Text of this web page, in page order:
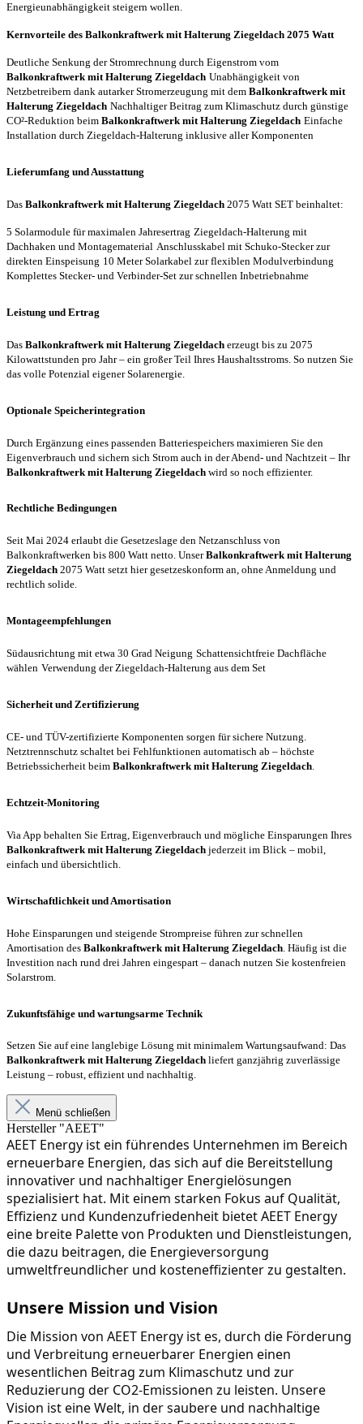
Energieunabhängigkeit steigern wollen.
Kernvorteile des Balkonkraftwerk mit Halterung Ziegeldach 2075 Watt
Deutliche Senkung der Stromrechnung durch Eigenstrom vom
Balkonkraftwerk mit Halterung Ziegeldach Unabhängigkeit von
Netzbetreibern dank autarker Stromerzeugung mit dem Balkonkraftwerk mit
Halterung Ziegeldach Nachhaltiger Beitrag zum Klimaschutz durch günstige
CO²-Reduktion beim Balkonkraftwerk mit Halterung Ziegeldach Einfache
Installation durch Ziegeldach-Halterung inklusive aller Komponenten
Lieferumfang und Ausstattung
Das Balkonkraftwerk mit Halterung Ziegeldach 2075 Watt SET beinhaltet:
5 Solarmodule für maximalen Jahresertrag Ziegeldach-Halterung mit
Dachhaken und Montagematerial Anschlusskabel mit Schuko-Stecker zur
direkten Einspeisung 10 Meter Solarkabel zur flexiblen Modulverbindung
Komplettes Stecker- und Verbinder-Set zur schnellen Inbetriebnahme
Leistung und Ertrag
Das Balkonkraftwerk mit Halterung Ziegeldach erzeugt bis zu 2075
Kilowattstunden pro Jahr – ein großer Teil Ihres Haushaltsstroms. So nutzen Sie
das volle Potenzial eigener Solarenergie.
Optionale Speicherintegration
Durch Ergänzung eines passenden Batteriespeichers maximieren Sie den
Eigenverbrauch und sichern sich Strom auch in der Abend- und Nachtzeit – Ihr
Balkonkraftwerk mit Halterung Ziegeldach wird so noch effizienter.
Rechtliche Bedingungen
Seit Mai 2024 erlaubt die Gesetzeslage den Netzanschluss von
Balkonkraftwerken bis 800 Watt netto. UnserBalkonkraftwerk mit Halterung
Ziegeldach 2075 Watt setzt hier gesetzeskonform an, ohne Anmeldung und
rechtlich solide.
Montageempfehlungen
Südausrichtung mit etwa 30 Grad Neigung Schattensichtfreie Dachfläche
wählen Verwendung der Ziegeldach-Halterung aus dem Set
Sicherheit und Zertifizierung
CE- und TÜV-zertifizierte Komponenten sorgen für sichere Nutzung.
Netztrennschutz schaltet bei Fehlfunktionen automatisch ab – höchste
Betriebssicherheit beim Balkonkraftwerk mit Halterung Ziegeldach.
Echtzeit-Monitoring
Via App behalten Sie Ertrag, Eigenverbrauch und mögliche Einsparungen Ihres
Balkonkraftwerk mit Halterung Ziegeldach jederzeit im Blick – mobil,
einfach und übersichtlich.
Wirtschaftlichkeit und Amortisation
Hohe Einsparungen und steigende Strompreise führen zur schnellen
Amortisation des Balkonkraftwerk mit Halterung Ziegeldach . Häufig ist die
Investition nach rund drei Jahren eingespart – danach nutzen Sie kostenfreien
Solarstrom.
Zukunftsfähige und wartungsarme Technik
Setzen Sie auf eine langlebige Lösung mit minimalem Wartungsaufwand: Das
Balkonkraftwerk mit Halterung Ziegeldach liefert ganzjährig zuverlässige
Leistung – robust, effizient und nachhaltig.
Menü schließen
Hersteller "AEET"
AEET Energy ist ein führendes Unternehmen im Bereich
erneuerbare Energien, das sich auf die Bereitstellung
innovativer und nachhaltiger Energielösungen
spezialisiert hat. Mit einem starken Fokus auf Qualität,
Effizienz und Kundenzufriedenheit bietet AEET Energy
eine breite Palette von Produkten und Dienstleistungen,
die dazu beitragen, die Energieversorgung
umweltfreundlicher und kosteneffizienter zu gestalten.
Unsere Mission und Vision
Die Mission von AEET Energy ist es, durch die Förderung
und Verbreitung erneuerbarer Energien einen
wesentlichen Beitrag zum Klimaschutz und zur
Reduzierung der CO2-Emissionen zu leisten. Unsere
Vision ist eine Welt, in der saubere und nachhaltige